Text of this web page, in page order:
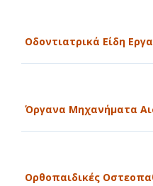
Οδοντιατρικά Είδη
Όργανα Μηχανήματα
Ορθοπαιδικές